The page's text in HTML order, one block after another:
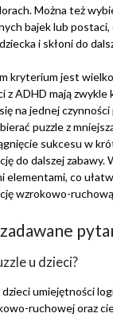
Można też
bajek lub postaci,
i skłoni do
kryterium jest
z ADHD mają zwykle
na jednej czynności
puzzle z
sukcesu w
do dalszej zabawy.
elementami, co
wzrokowo-
u dzieci?
dzieci umiejętności
ruchowej oraz